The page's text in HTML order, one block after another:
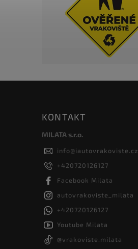
KONTAKT
MILATA s.r.o.
info@iautovrakoviste.cz
+420720126127
Facebook Milata
autovrakoviste_milata
+420720126127
Youtube Milata
@vrakoviste.milata